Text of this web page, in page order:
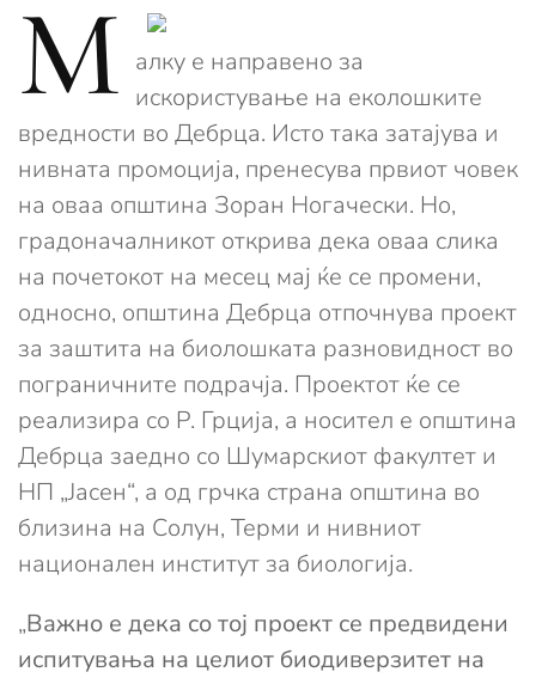
М алку е направено за
искористување на еколошките
вредности во Дебрца. Исто така затајува и
нивната промоција, пренесува првиот човек
на оваа општина Зоран Ногачески. Но,
градоначалникот открива дека оваа слика
на почетокот на месец мај ќе се промени,
односно, општина Дебрца отпочнува проект
за заштита на биолошката разновидност во
пограничните подрачја. Проектот ќе се
реализира со Р. Грција, а носител е општина
Дебрца заедно со Шумарскиот факултет и
НП „Јасен“, а од грчка страна општина во
близина на Солун, Терми и нивниот
национален институт за биологија.
„Важно е дека со тој проект се предвидени
испитувања на целиот биодиверзитет на